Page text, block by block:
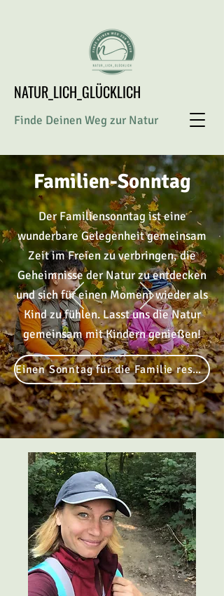
NATUR_LICH_GLÜCKLICH
Finde Deinen Weg zur Natur
Familien-Sonntag
Der Familiensonntag ist eine
wunderbare Gelegenheit gemeinsam
Zeit im Freien zu verbringen, die
Geheimnisseder Natur zu entdecken
und sich für einen Moment wieder als
Kind zu fühlen. Lasst uns die Natur
gemeinsam mit Kindern genießen!
Einen Sonntag für die Familie reservieren